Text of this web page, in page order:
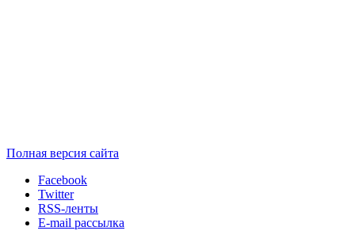
Полная версия сайта
Facebook
Twitter
RSS-ленты
E-mail рассылка